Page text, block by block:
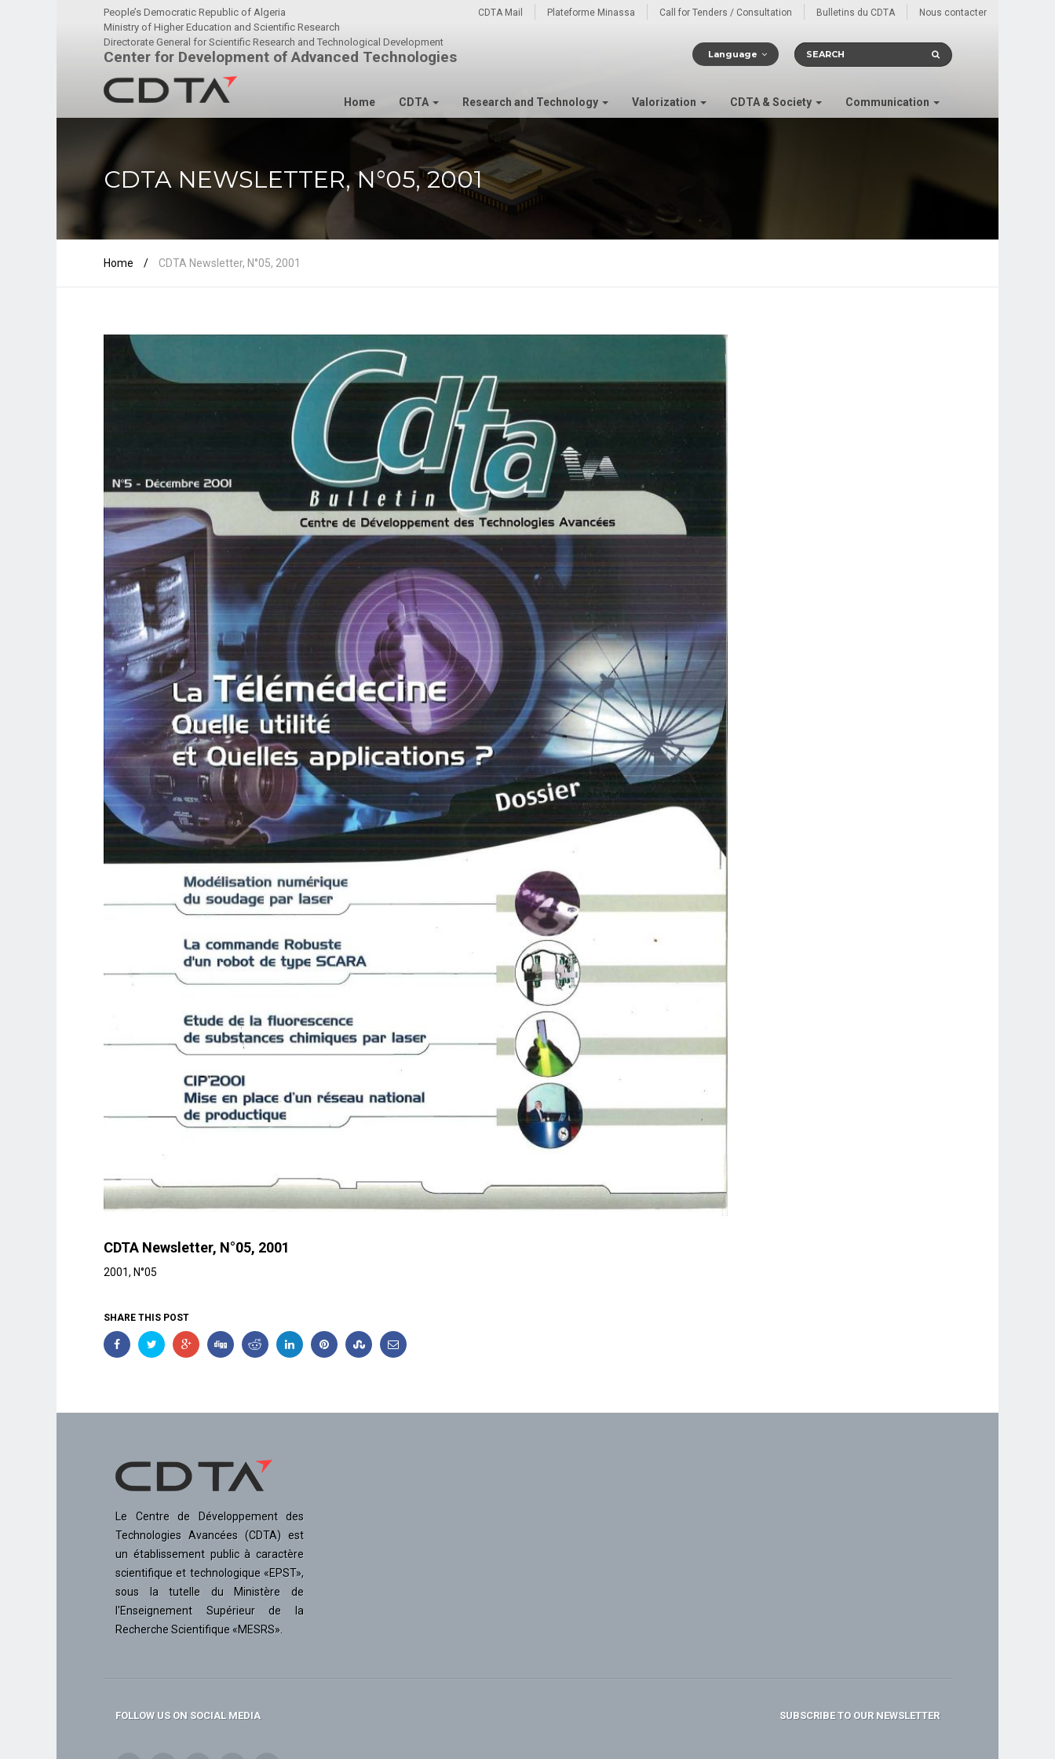
Nous contacter
Bulletins du CDTA
Call for Tenders / Consultation
Plateforme Minassa
CDTA Mail
Language
People’s Democratic Republic of Algeria
Ministry of Higher Education and Scientific Research
Directorate General for Scientific Research and Technological Development
Center for Development of Advanced Technologies
Home CDTA Research and Technology Valorization CDTA & Society Communication
CDTA NEWSLETTER, N°05, 2001
Home / CDTA Newsletter, N°05, 2001
CDTA Newsletter, N°05, 2001
2001, N°05
SHARE THIS POST
Le Centre de Développement des
Technologies Avancées (CDTA) est
un établissement public à caractère
scientifique et technologique «EPST»,
sous la tutelle du Ministère de
l'Enseignement Supérieur de la
Recherche Scientifique «MESRS».
FOLLOW US ON SOCIAL MEDIA SUBSCRIBE TO OUR NEWSLETTER